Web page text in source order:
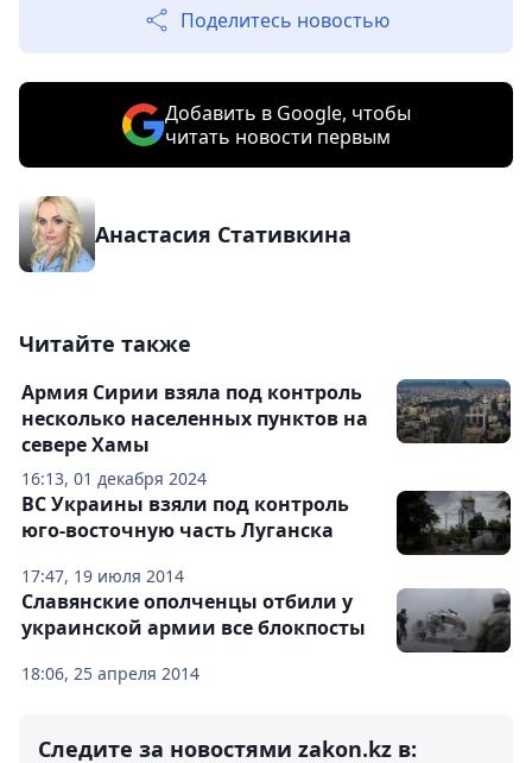
Поделитесь новостью
Добавить в Google, чтобы
читать новости первым
Анастасия Стативкина
Читайте также
16:13, 01 декабря 2024
Армия Сирии взяла под контроль
несколько населенных пунктов на
севере Хамы
17:47, 19 июля 2014
ВС Украины взяли под контроль
юго-восточную часть Луганска
18:06, 25 апреля 2014
Славянские ополченцы отбили у
украинской армии все блокпосты
Следите за новостями zakon.kz в: